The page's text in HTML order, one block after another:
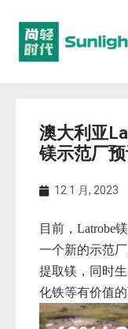
澳大利亚
镁示范厂
12 1 月, 2023
目前，Latrobe
一个新的示范
提取镁，同时
化铁等有价值的